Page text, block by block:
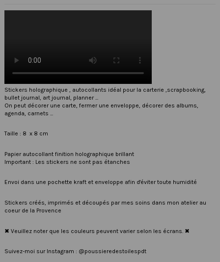
Stickers holographique , autocollants idéal pour la carterie ,scrapbooking,
bullet journal, art journal, planner ...
On peut décorer une carte, fermer une enveloppe, décorer des albums,
agenda, carnets ...
Taille : 8 x 8 cm
Papier autocollant finition holographique brillant
Important : Les stickers ne sont pas étanches
Envoi dans une pochette kraft et enveloppe afin d'éviter toute humidité
Stickers créés, imprimés et découpés par mes soins dans mon atelier au
coeur de la Provence
✖ Veuillez noter que les couleurs peuvent varier selon les écrans. ✖
Suivez-moi sur Instagram : @poussieredestoilespdt